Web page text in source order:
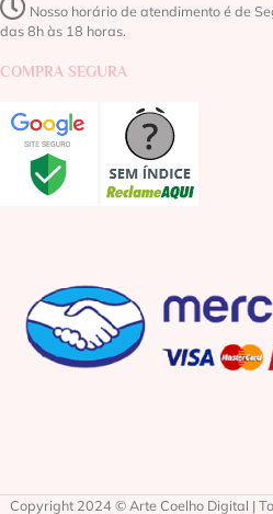
Nosso horário de atendimento é de
das 8h às 18 horas.
COMPRA SEGURA
Copyright 2024 © Arte Coelho Digital |